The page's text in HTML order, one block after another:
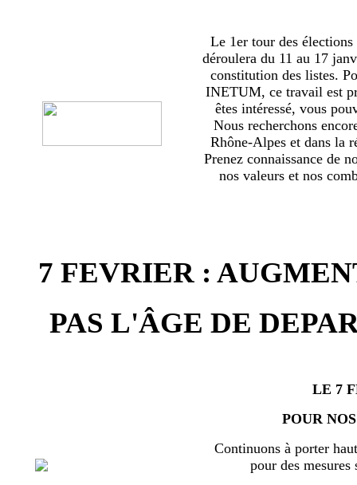
Le 1er tour des
déroulera du 11 au 17
constitution des listes.
INETUM, ce travail est
êtes intéressé, vous
Nous recherchons
Rhône-Alpes et dans la
Prenez connaissance de
nos valeurs et nos
7 FEVRIER :
PAS L'ÂGE DE
LE 7
POUR
Continuons à porter
pour des